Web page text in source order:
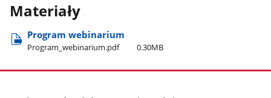
Materiały
Program webinarium
Program​_webinarium.pdf 0.30MB